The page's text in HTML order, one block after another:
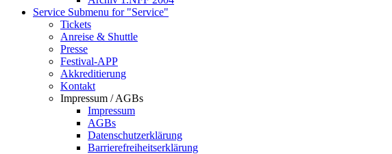
Service Submenu for "Service"
Tickets
Anreise & Shuttle
Presse
Festival-APP
Akkreditierung
Kontakt
Impressum / AGBs
Impressum
AGBs
Datenschutzerklärung
Barrierefreiheitserklärung